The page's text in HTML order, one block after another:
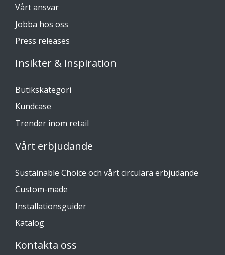
Vårt ansvar
Jobba hos oss
Press releases
Insikter & inspiration
Butikskategori
Kundcase
Trender inom retail
Vårt erbjudande
Sustainable Choice och vårt circulära erbjudande
Custom-made
Installationsguider
Katalog
Kontakta oss